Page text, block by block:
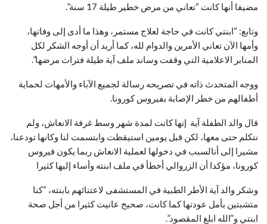
مضيفا أنها كانت “تعاني من مرض خطير طيلة 17 سنة”.
وتابع: “ابنتي كانت في حاجة لعلاج مستمر، وهذا ما أدى إلى وفاتها،
وأمها الآن تعاني الأمرين والدوام لله، كما أريد أن أوجه الشكر لكل
المنابر الاعلامية التي وقفت وساند ملف آية طيلة فترات مرضها”.
ووجه المتحدث ذاته في تصريحه رسالة لجميع الآباء والأمهات لحماية
أطفالهم من خطر الإصابة بفيروس كورونا.
قال والد الطفلة آية إنها كانت لمدة شهر وسط غرفة الانعاش، ولم
نتكلم حتى معها، لكن قبل يومين استيقظت وابتسمت لنا وكانها تودعنا،
مشيرا إلى أنالسبب في دخولها لعملية الانعاش ربما يكون فيروس
كورونا، مؤكدا أن الزروالي أخطأ في ملف ابنته وأساء إليها كثيرا
وشكر والد آية الأطر الطبية في المستشفى لاعتنائهم بابنته، “كنا
متشبتين بأمل عودتها كما كانت، صحيح عانيت كثيرا من أجل صحة
ابنتي و”الله ابلغ المقصود”.